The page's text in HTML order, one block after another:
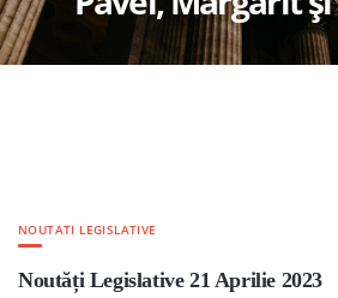
NOUTATI LEGISLATIVE
Noutăți Legislative 21 Aprilie 2023